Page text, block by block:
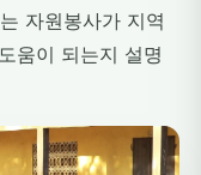
자원봉사가 지역
움이 되는지 설명